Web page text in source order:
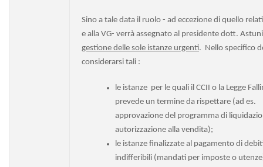
Sino a tale data il ruolo - ad eccezione di quello
e alla VG- verrà assegnato al presidente dott.
gestione delle sole istanze urgenti. Nello specifico
considerarsi tali :
le istanze per le quali il CCII o la Legge
prevede un termine da rispettare (ad es.
approvazione del programma di
autorizzazione alla vendita);
le istanze finalizzate al pagamento di
indifferibili (mandati per imposte o